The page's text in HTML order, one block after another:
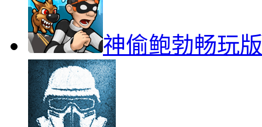
神偷鲍勃畅玩